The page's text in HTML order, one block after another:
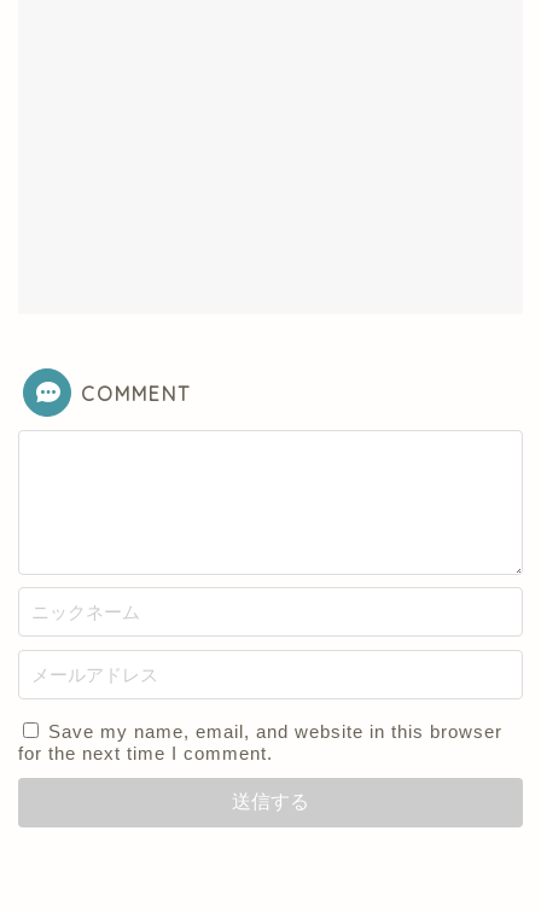
COMMENT
Save my name, email, and website in this browser
for the next time I comment.